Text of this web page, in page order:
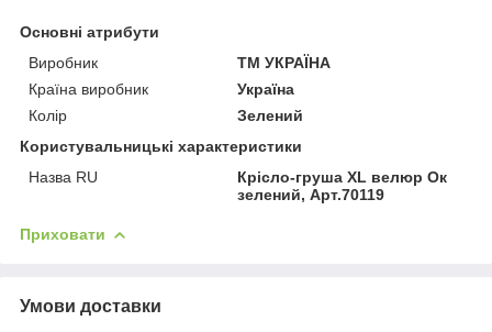
Основні атрибути
Виробник
ТМ УКРАЇНА
Країна виробник
Україна
Колір
Зелений
Користувальницькі характеристики
Назва RU
Крісло-груша XL велюр Ок
зелений, Арт.70119
Приховати
Умови доставки